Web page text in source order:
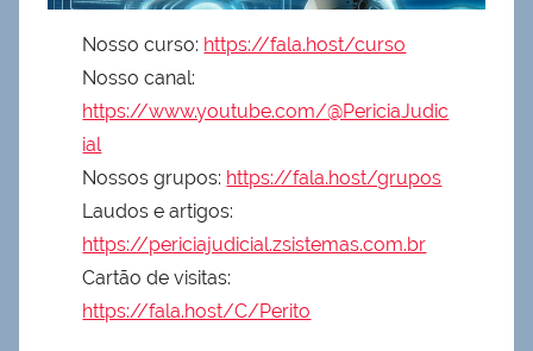
Nosso curso: https://fala.host/curso
Nosso canal:
https://www.youtube.com/@PericiaJudic
ial
Nossos grupos: https://fala.host/grupos
Laudos e artigos:
https://periciajudicial.zsistemas.com.br
Cartão de visitas:
https://fala.host/C/Perito